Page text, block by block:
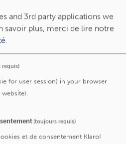
(lambeaux libres).
en oncologie
II
reconstructrice collabore
la neurochirurgie,
abdominale pour réaliser des
le plus souvent après
and 3rd party applications we
savoir plus, merci de lire notre
.
requis)
for user session) in your browser
(toujours requis)
et de consentement Klaro!